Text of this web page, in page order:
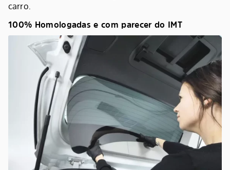
carro.
100% Homologadas e com parecer do IMT